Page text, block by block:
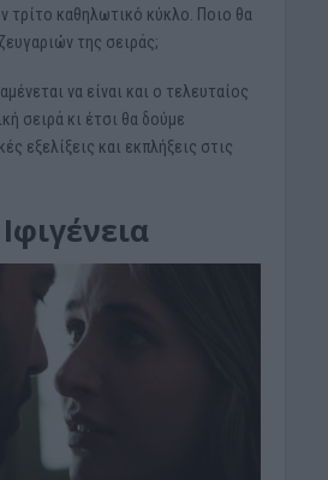
τρίτο καθηλωτικό κύκλο. Ποιο θα
της σειράς;
να είναι και ο τελευταίος
σειρά κι έτσι θα δούμε
εξελίξεις και εκπλήξεις στις